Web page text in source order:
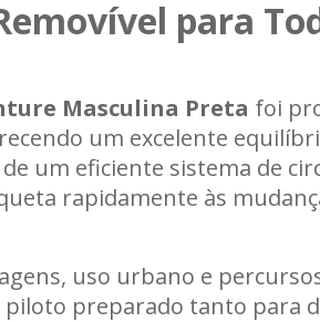
para
Masculina Preta foi
um excelente
um eficiente sistema de
rapidamente às
uso urbano e
preparado tanto para